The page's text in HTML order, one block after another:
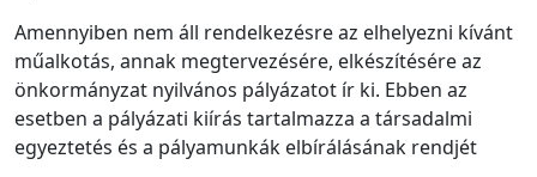
Amennyiben nem áll rendelkezésre az elhelyezni kívánt
műalkotás, annak megtervezésére, elkészítésére az
önkormányzat nyilvános pályázatot ír ki. Ebben az
esetben a pályázati kiírás tartalmazza a társadalmi
egyeztetés és a pályamunkák elbírálásának rendjét